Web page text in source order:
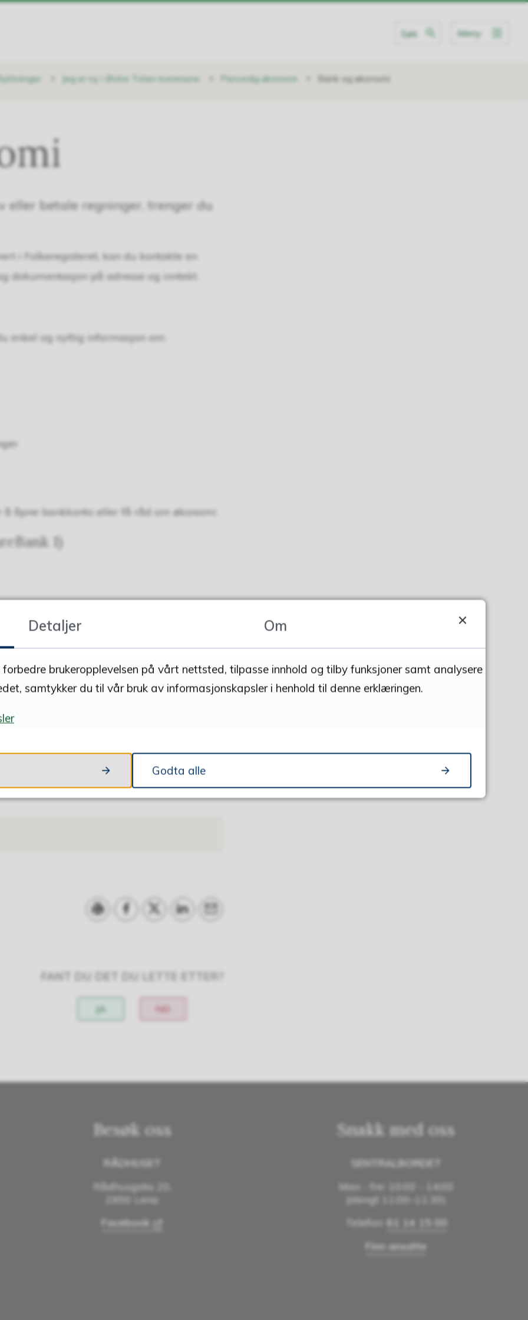
Søk Meny
Jeg er ny i Østre Toten kommune Personlig økonomi Bank og økonomi
eller betale regninger, trenger du
i Folkeregisteret, kan du kontakte en
dokumentasjon på adresse og inntekt.
enkel og nyttig informasjon om:
åpne bankkonto eller få råd om økonomi:
1)
ID må man gå til SpareBank 1. Det
(engelsk eller norsk).
FANT DU DET DU LETTE ETTER?
JA NEI
Besøk oss
RÅDHUSET
Rådhusgata 20,
2850 Lena
Facebook
Snakk med oss
SENTRALBORDET
Man - fre: 10:00 - 14:00
(stengt 11:00–11:30)
Telefon: 61 14 15 00
Finn ansatte
Detaljer Om
brukeropplevelsen på vårt nettsted, tilpasse innhold og tilby funksjoner samt analysere
samtykker du til vår bruk av informasjonskapsler i henhold til denne erklæringen.
Godta alle